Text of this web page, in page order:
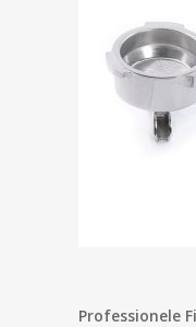
Professionele